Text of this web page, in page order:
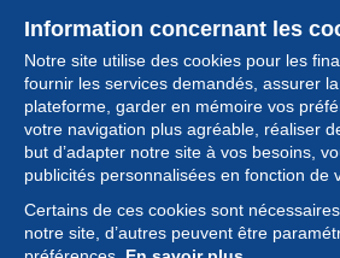
Information concernant les
Notre site utilise des cookies pour les
fournir les services demandés, assurer
plateforme, garder en mémoire vos
votre navigation plus agréable, réaliser
but d’adapter notre site à vos besoins,
publicités personnalisées en fonction de
Certains de ces cookies sont
notre site, d’autres peuvent être
Collection
Actualités